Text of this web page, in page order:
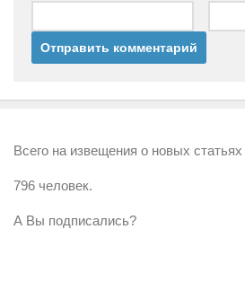
Всего на извещения о новых
796 человек.
А Вы подписались?